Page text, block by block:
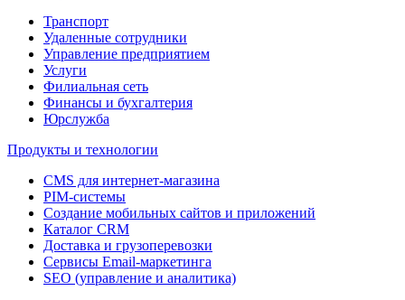
Транспорт
Удаленные сотрудники
Управление предприятием
Услуги
Филиальная сеть
Финансы и бухгалтерия
Юрслужба
Продукты и технологии
CMS для интернет-магазина
PIM-системы
Создание мобильных сайтов и приложений
Каталог CRM
Доставка и грузоперевозки
Сервисы Email-маркетинга
SEO (управление и аналитика)